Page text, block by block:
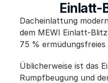
Jetzt
Einlatt-
Dacheinlattung
dem MEWI Einlatt-
75 %
Üblicherweise ist das
Rumpfbeugung und